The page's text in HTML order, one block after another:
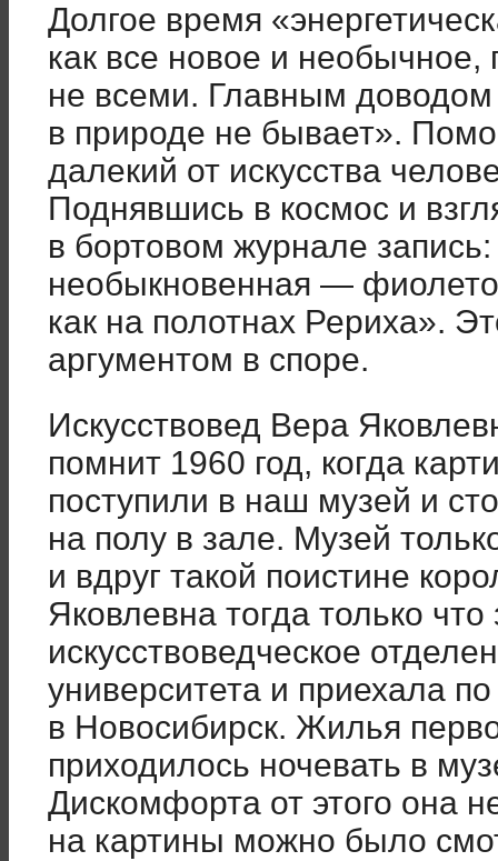
Долгое время
как все новое и
не всеми. Главным доводом
в природе не бывает».
далекий от искусства
Поднявшись в космос и
в бортовом журнале
необыкновенная —
как на полотнах Рериха».
аргументом в споре.
Искусствовед Вера
помнит 1960 год, когда
поступили в наш музей и
на полу в зале. Музей
и вдруг такой поистине
Яковлевна тогда только что
искусствоведческое
университета и приехала
в Новосибирск. Жилья
приходилось ночевать в
Дискомфорта от этого она
на картины можно было